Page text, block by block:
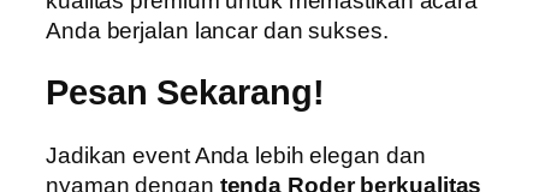
Anda berjalan lancar dan sukses.
Pesan Sekarang!
Jadikan event Anda lebih elegan dan
nyaman dengan tenda Roder berkualitas